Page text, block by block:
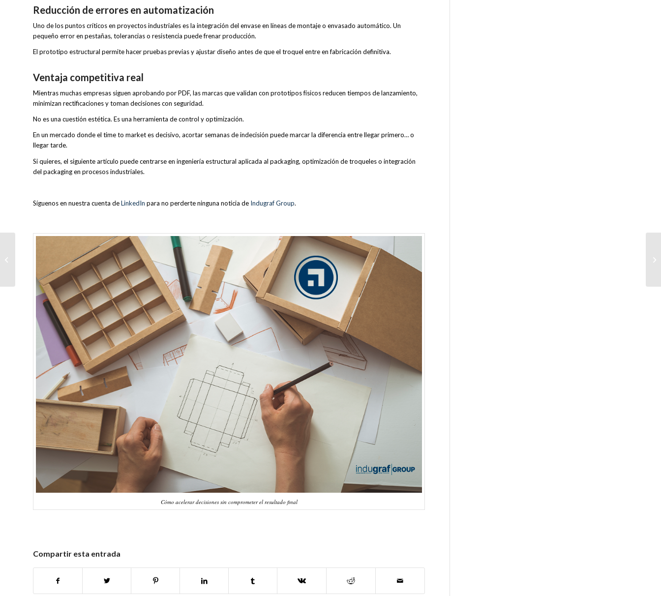
Reducción de errores en automatización
Uno de los puntos críticos en proyectos industriales es la integración del envase en líneas de montaje o envasado automático. Un
pequeño error en pestañas, tolerancias o resistencia puede frenar producción.
El prototipo estructural permite hacer pruebas previas y ajustar diseño antes de que el troquel entre en fabricación definitiva.
Ventaja competitiva real
Mientras muchas empresas siguen aprobando por PDF, las marcas que validan con prototipos físicos reducen tiempos de lanzamiento,
minimizan rectificaciones y toman decisiones con seguridad.
No es una cuestión estética. Es una herramienta de control y optimización.
En un mercado donde el time to market es decisivo, acortar semanas de indecisión puede marcar la diferencia entre llegar primero… o
llegar tarde.
Si quieres, el siguiente artículo puede centrarse en ingeniería estructural aplicada al packaging, optimización de troqueles o integración
del packaging en procesos industriales.
Síguenos en nuestra cuenta deLinkedIn para no perderte ninguna noticia de Indugraf Group.
Cómo acelerar decisiones sin comprometer el resultado final
Compartir esta entrada
material comercial: la
ventaja que...